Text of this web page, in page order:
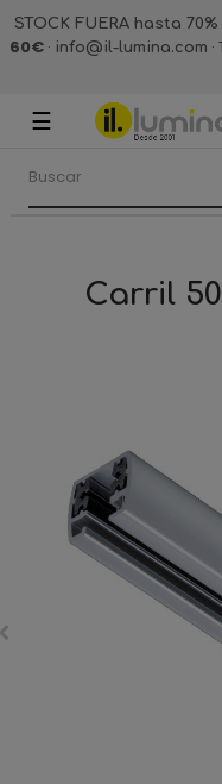
STOCK FUERA hasta
60€· info@il-lumina.com
Navegación
palanca
☰
Carril